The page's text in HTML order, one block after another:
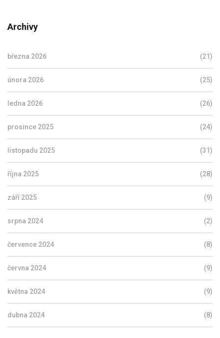
Archivy
března 2026 (21)
února 2026 (25)
ledna 2026 (26)
prosince 2025 (24)
listopadu 2025 (31)
října 2025 (28)
září 2025 (9)
srpna 2024 (2)
července 2024 (8)
června 2024 (9)
května 2024 (9)
dubna 2024 (8)